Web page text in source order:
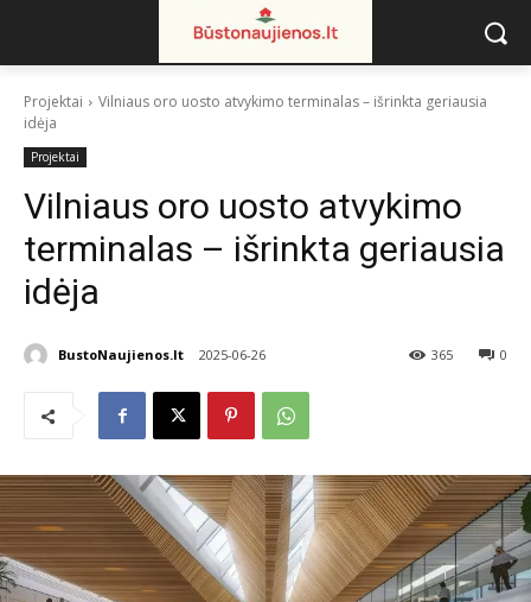
Projektai
Vilniaus oro uosto atvykimo terminalas – išrinkta geriausia
idėja
Projektai
Vilniaus oro uosto atvykimo
terminalas – išrinkta geriausia
idėja
BustoNaujienos.lt 2025-06-26 0
365